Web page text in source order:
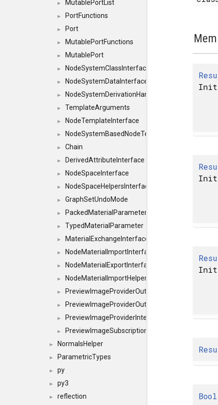
► MutablePortList
► PortFunctions
► Port
► MutablePortFunctions
► MutablePort
► NodeSystemClassInterface
► NodeSystemDataInterface
► NodeSystemDerivationHandlerInterface
► TemplateArguments
► NodeTemplateInterface
► NodeSystemBasedNodeTemplateInterface
► Chain
► DerivedAttributeInterface
► NodeSpaceInterface
► NodeSpaceHelpersInterface
► GraphSetUndoMode
► PackedMaterialParameter
► TypedMaterialParameter
► MaterialExchangeInterface
► NodeMaterialImportInterface
► NodeMaterialExportInterface
► NodeMaterialImportHelperInterface
► PreviewImageProviderOutputImage
► PreviewImageProviderOutput
► PreviewImageProviderInterface
► PreviewImageSubscriptionInterface
► NormalsHelper
► ParametricTypes
► py
► py3
► reflection
Init
Init
Init
Bool